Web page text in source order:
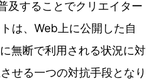
及することでクリエイター
は、Web上に公開した自
無断で利用される状況に対
せる一つの対抗手段となり